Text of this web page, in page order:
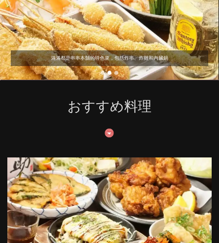
滿滿都是串串本舖的特色菜，包括炸串、炸雞和內臟鍋
おすすめ料理